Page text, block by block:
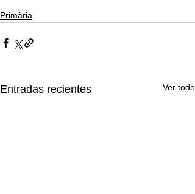
Primària
Entradas recientes Ver todo